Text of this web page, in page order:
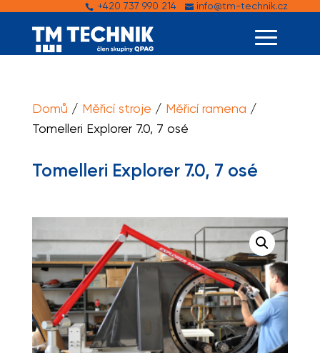
+420 737 990 214 info@tm-technik.cz
Domů / Měřicí stroje / Měřicí ramena /
Tomelleri Explorer 7.0, 7 osé
Tomelleri Explorer 7.0, 7 osé